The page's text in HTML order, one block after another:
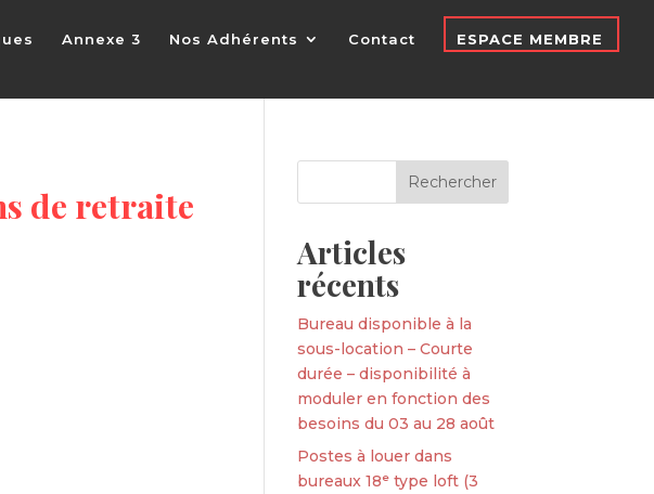
Annexe 3 Nos Adhérents Contact ESPACE MEMBRE
de retraite
Articles
récents
Bureau disponible à la
sous-location – Courte
durée – disponibilité à
moduler en fonction des
besoins du 03 au 28 août
Postes à louer dans
bureaux 18ᵉ type loft (3